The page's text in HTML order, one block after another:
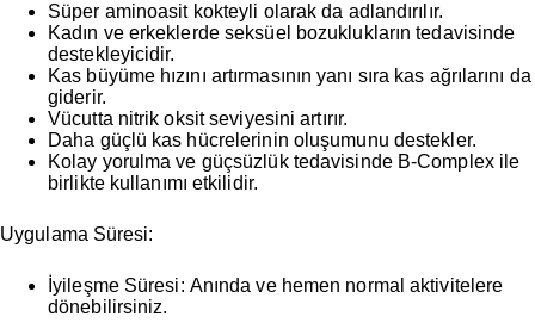
Süper aminoasit kokteyli olarak da adlandırılır.
Kadın ve erkeklerde seksüel bozuklukların tedavisinde
destekleyicidir.
Kas büyüme hızını artırmasının yanı sıra kas ağrılarını da
giderir.
Vücutta nitrik oksit seviyesini artırır.
Daha güçlü kas hücrelerinin oluşumunu destekler.
Kolay yorulma ve güçsüzlük tedavisinde B-Complex ile
birlikte kullanımı etkilidir.
Uygulama Süresi:
İyileşme Süresi: Anında ve hemen normal aktivitelere
dönebilirsiniz.